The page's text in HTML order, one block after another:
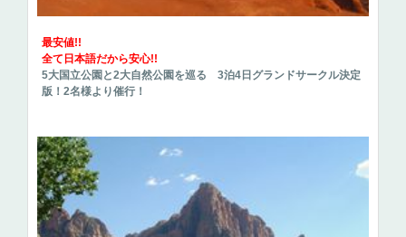
最安値!!
全て日本語だから安心!!
5大国立公園と2大自然公園を巡る 3泊4日グランドサークル決定
版！2名様より催行！